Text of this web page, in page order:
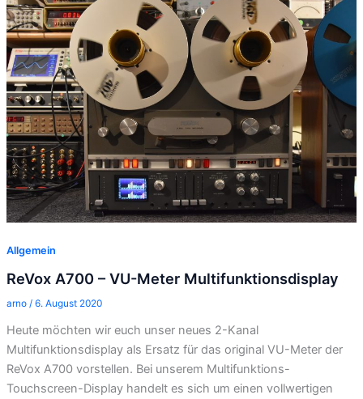
Allgemein
ReVox A700 – VU-Meter Multifunktionsdisplay
arno / 6. August 2020
Heute möchten wir euch unser neues 2-Kanal
Multifunktionsdisplay als Ersatz für das original VU-Meter der
ReVox A700 vorstellen. Bei unserem Multifunktions-
Touchscreen-Display handelt es sich um einen vollwertigen